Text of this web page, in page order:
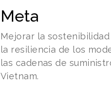
Meta
Mejorar la
la resiliencia de los
las cadenas de
Vietnam.